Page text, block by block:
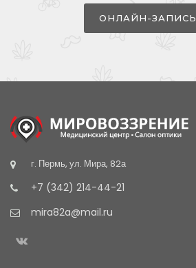
ОНЛАЙН-ЗАПИСЬ
г. Пермь, ул. Мира, 82а
+7 (342) 214-44-21
mira82a@mail.ru